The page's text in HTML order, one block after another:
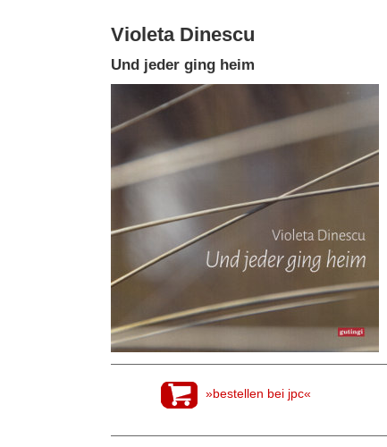
Violeta Dinescu
Und jeder ging heim
»bestellen bei jpc«